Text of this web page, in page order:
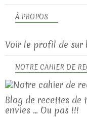
NOTRE CAHIER DE
Blog de recettes de
envies ... Ou pas !!!
À PROPOS
Voir le profil de sur